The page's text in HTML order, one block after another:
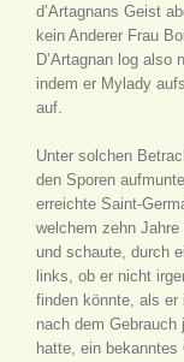
d’Artagnans Geist
kein Anderer Frau
D’Artagnan log also
indem er Mylady
auf.
Unter solchen
den Sporen
erreichte Saint-
welchem zehn
und schaute, durch
links, ob er nicht
finden könnte, als er
nach dem
hatte, ein